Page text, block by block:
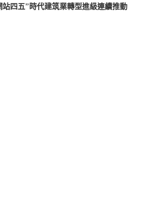
站四五”時代建筑業轉型進級連續推動